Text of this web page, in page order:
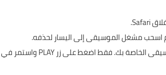
الخطوة 6: في Action Center ، سترى فيديو YouTube بدلاً من الموسيقى الخاصة بك. فقط اضغط على زر PLAY واستمر في